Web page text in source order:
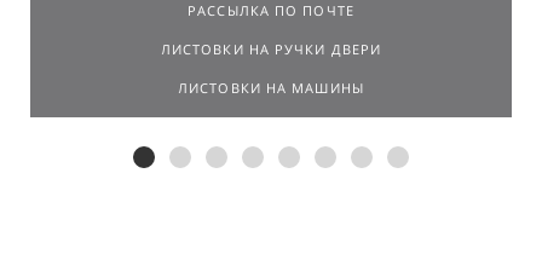
РАССЫЛКА ПО ПОЧТЕ
ЛИСТОВКИ НА РУЧКИ ДВЕРИ
ЛИСТОВКИ НА МАШИНЫ